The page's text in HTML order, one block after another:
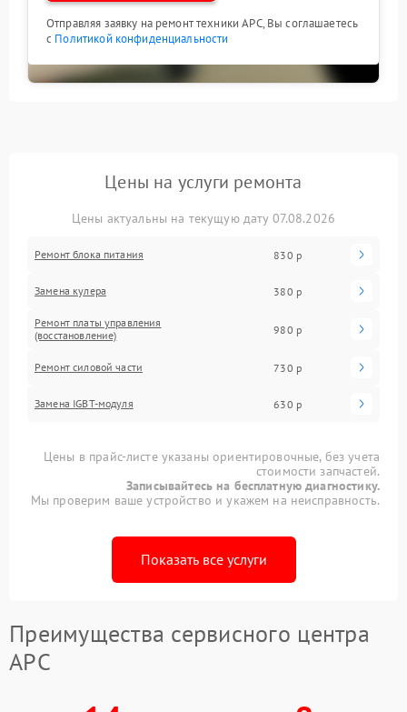
Отправляя заявку на ремонт техники APC, Вы соглашаетесь
с Политикой конфиденциальности
Цены на услуги ремонта
Цены актуальны на текущую дату 07.08.2026
Ремонт блока питания 830 р
Замена кулера 380 р
Ремонт платы управления
(восстановление)
980 р
Ремонт силовой части 730 р
Замена IGBT-модуля 630 р
Цены в прайс-листе указаны ориентировочные, без учета
стоимости запчастей.
Записывайтесь на бесплатную диагностику.
Мы проверим ваше устройство и укажем на неисправность.
Показать все услуги
Преимущества сервисного центра
APC